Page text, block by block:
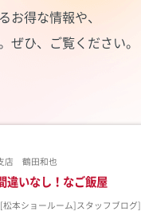
得な情報や、
ぜひ、ご覧ください。
店 鶴田和也
違いなし！なご飯屋
本ショールーム]スタッフブログ]